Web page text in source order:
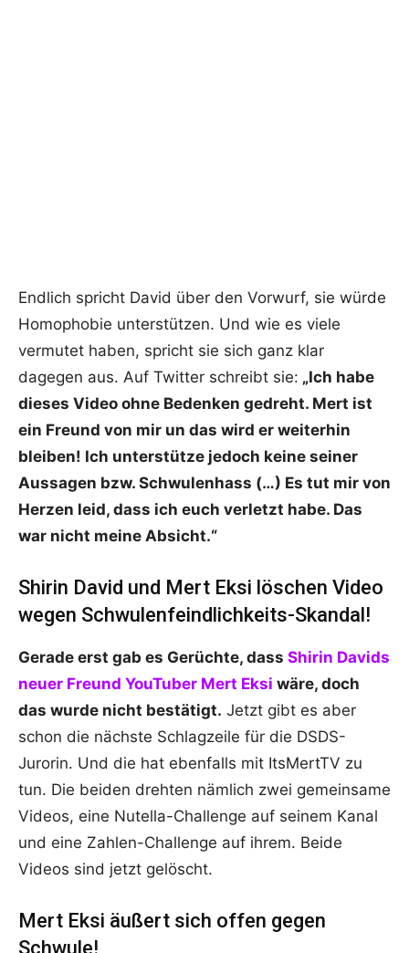
Endlich spricht David über den Vorwurf, sie würde
Homophobie unterstützen. Und wie es viele
vermutet haben, spricht sie sich ganz klar
dagegen aus. Auf Twitter schreibt sie: „Ich habe
dieses Video ohne Bedenken gedreht. Mert ist
ein Freund von mir un das wird er weiterhin
bleiben! Ich unterstütze jedoch keine seiner
Aussagen bzw. Schwulenhass (…) Es tut mir von
Herzen leid, dass ich euch verletzt habe. Das
war nicht meine Absicht.“
Shirin David und Mert Eksi löschen Video
wegen Schwulenfeindlichkeits-Skandal!
Gerade erst gab es Gerüchte, dass Shirin Davids
neuer Freund YouTuber Mert Eksi wäre, doch
das wurde nicht bestätigt. Jetzt gibt es aber
schon die nächste Schlagzeile für die DSDS-
Jurorin. Und die hat ebenfalls mit ItsMertTV zu
tun. Die beiden drehten nämlich zwei gemeinsame
Videos, eine Nutella-Challenge auf seinem Kanal
und eine Zahlen-Challenge auf ihrem. Beide
Videos sind jetzt gelöscht.
Mert Eksi äußert sich offen gegen
Schwule!